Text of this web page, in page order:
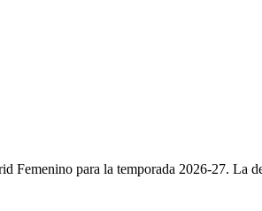
Femenino para la temporada 2026-27. La